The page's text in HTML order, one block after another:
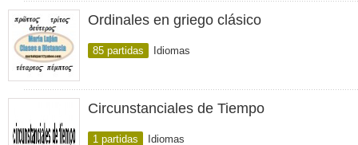
Ordinales en griego clásico
85 partidas Idiomas
Circunstanciales de Tiempo
1 partidas Idiomas